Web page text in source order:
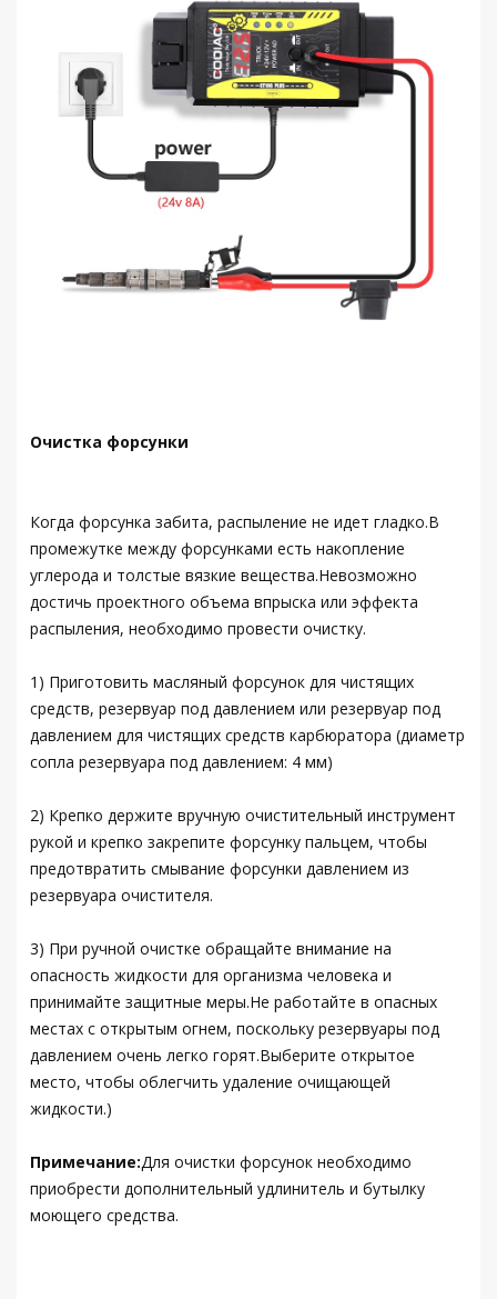
Очистка форсунки
Когда форсунка забита, распыление не идет гладко.В
промежутке между форсунками есть накопление
углерода и толстые вязкие вещества.Невозможно
достичь проектного объема впрыска или эффекта
распыления, необходимо провести очистку.
1) Приготовить масляный форсунок для чистящих
средств, резервуар под давлением или резервуар под
давлением для чистящих средств карбюратора (диаметр
сопла резервуара под давлением: 4 мм)
2) Крепко держите вручную очистительный инструмент
рукой и крепко закрепите форсунку пальцем, чтобы
предотвратить смывание форсунки давлением из
резервуара очистителя.
3) При ручной очистке обращайте внимание на
опасность жидкости для организма человека и
принимайте защитные меры.Не работайте в опасных
местах с открытым огнем, поскольку резервуары под
давлением очень легко горят.Выберите открытое
место, чтобы облегчить удаление очищающей
жидкости.)
Примечание:Для очистки форсунок необходимо
приобрести дополнительный удлинитель и бутылку
моющего средства.